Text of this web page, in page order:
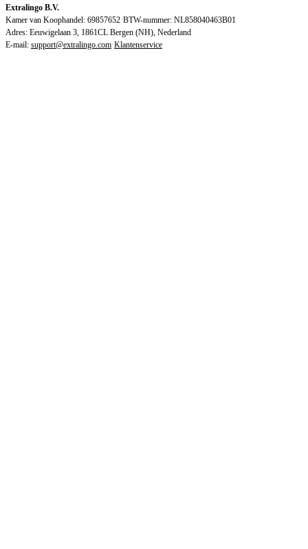
Extralingo B.V.
Kamer van Koophandel: 69857652·BTW-nummer: NL858040463B01
Adres: Eeuwigelaan 3, 1861CL Bergen (NH), Nederland
E-mail: support@extralingo.com·Klantenservice